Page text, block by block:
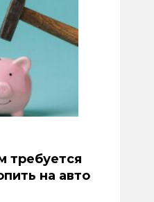
требуется
на авто